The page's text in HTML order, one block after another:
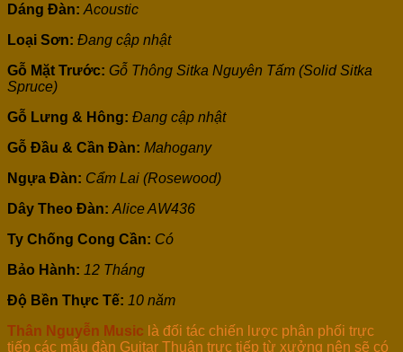
Dáng Đàn: Acoustic
Loại Sơn: Đang cập nhật
Gỗ Mặt Trước: Gỗ Thông Sitka Nguyên Tấm (Solid Sitka
Spruce)
Gỗ Lưng & Hông: Đang cập nhật
Gỗ Đầu & Cần Đàn: Mahogany
Ngựa Đàn: Cẩm Lai (Rosewood)
Dây Theo Đàn: Alice AW436
Ty Chống Cong Cần: Có
Bảo Hành: 12 Tháng
Độ Bền Thực Tế: 10 năm
Thân Nguyễn Music là đối tác chiến lược phân phối trực
tiếp các mẫu đàn Guitar Thuận trực tiếp từ xưởng nên sẽ có